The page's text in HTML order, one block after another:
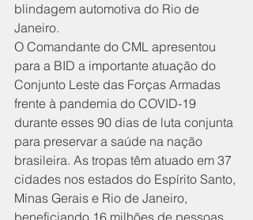
blindagem automotiva do Rio de
Janeiro.
O Comandante do CML apresentou
para a BID a importante atuação do
Conjunto Leste das Forças Armadas
frente à pandemia do COVID-19
durante esses 90 dias de luta conjunta
para preservar a saúde na nação
brasileira. As tropas têm atuado em 37
cidades nos estados do Espírito Santo,
Minas Gerais e Rio de Janeiro,